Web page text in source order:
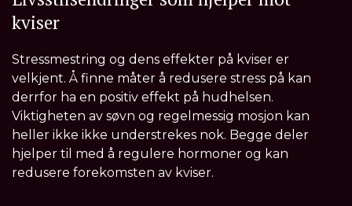
kviser
Stressmestring og dens effekter på kviser er
velkjent. Å finne måter å redusere stress på kan
derrfor ha en positiv effekt på hudhelsen.
Viktigheten av søvn og regelmessig mosjon kan
heller ikke ikke understrekes nok. Begge deler
hjelper til med å regulere hormoner og kan
redusere forekomsten av kviser.